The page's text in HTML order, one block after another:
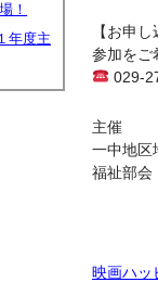
【お申
参加をご
029-
主催
一中地区
福祉部会
映画ハッ
！
年度主